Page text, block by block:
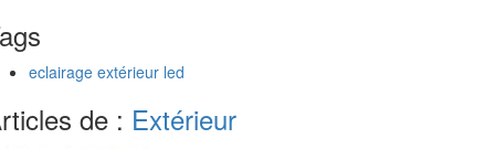
eclairage extérieur led
de : Extérieur